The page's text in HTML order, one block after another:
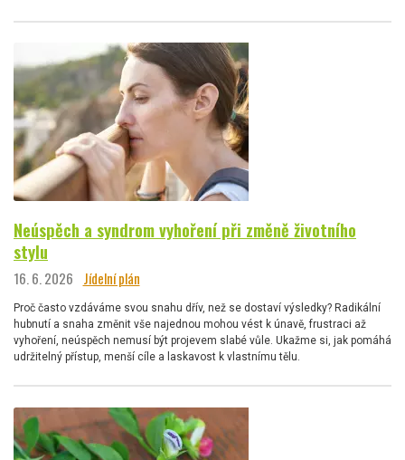
Neúspěch a syndrom vyhoření při změně životního
stylu
16. 6. 2026 Jídelní plán
Proč často vzdáváme svou snahu dřív, než se dostaví výsledky? Radikální
hubnutí a snaha změnit vše najednou mohou vést k únavě, frustraci až
vyhoření, neúspěch nemusí být projevem slabé vůle. Ukažme si, jak pomáhá
udržitelný přístup, menší cíle a laskavost k vlastnímu tělu.